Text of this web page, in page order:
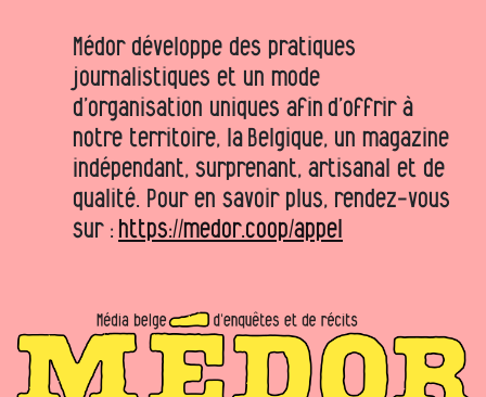
Médor développe des pratiques
journalistiques et un mode
d’organisation uniques afin d’offrir à
notre territoire, la Belgique, un magazine
indépendant, surprenant, artisanal et de
qualité. Pour en savoir plus, rendez-vous
sur : https://medor.coop/appel